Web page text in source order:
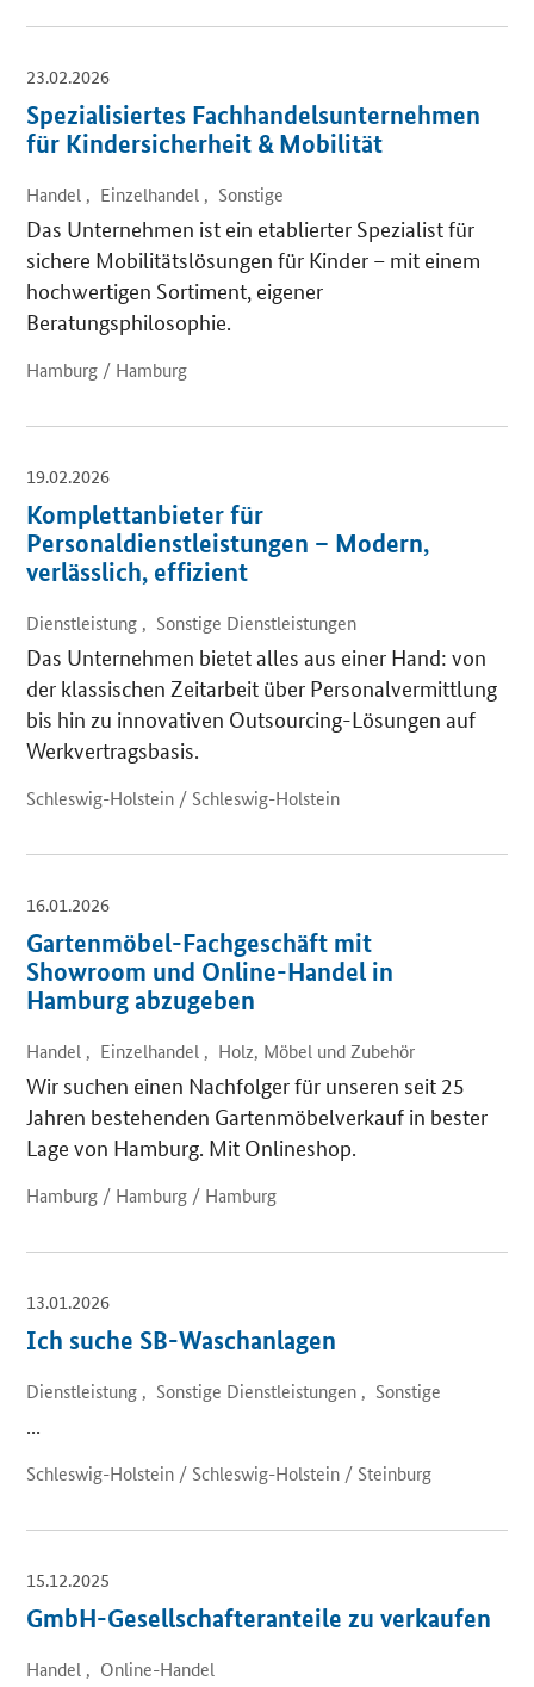
23.02.2026
Spezialisiertes Fachhandelsunternehmen
für Kindersicherheit & Mobilität
Handel , Einzelhandel , Sonstige
Das Unternehmen ist ein etablierter Spezialist für
sichere Mobilitätslösungen für Kinder – mit einem
hochwertigen Sortiment, eigener
Beratungsphilosophie.
Hamburg / Hamburg
19.02.2026
Komplettanbieter für
Personaldienstleistungen – Modern,
verlässlich, effizient
Dienstleistung , Sonstige Dienstleistungen
Das Unternehmen bietet alles aus einer Hand: von
der klassischen Zeitarbeit über Personalvermittlung
bis hin zu innovativen Outsourcing-Lösungen auf
Werkvertragsbasis.
Schleswig-Holstein / Schleswig-Holstein
16.01.2026
Gartenmöbel-Fachgeschäft mit
Showroom und Online-Handel in
Hamburg abzugeben
Handel , Einzelhandel , Holz, Möbel und Zubehör
Wir suchen einen Nachfolger für unseren seit 25
Jahren bestehenden Gartenmöbelverkauf in bester
Lage von Hamburg. Mit Onlineshop.
Hamburg / Hamburg / Hamburg
13.01.2026
Ich suche SB-Waschanlagen
Dienstleistung , Sonstige Dienstleistungen , Sonstige
...
Schleswig-Holstein / Schleswig-Holstein / Steinburg
15.12.2025
GmbH-Gesellschafteranteile zu verkaufen
Handel , Online-Handel